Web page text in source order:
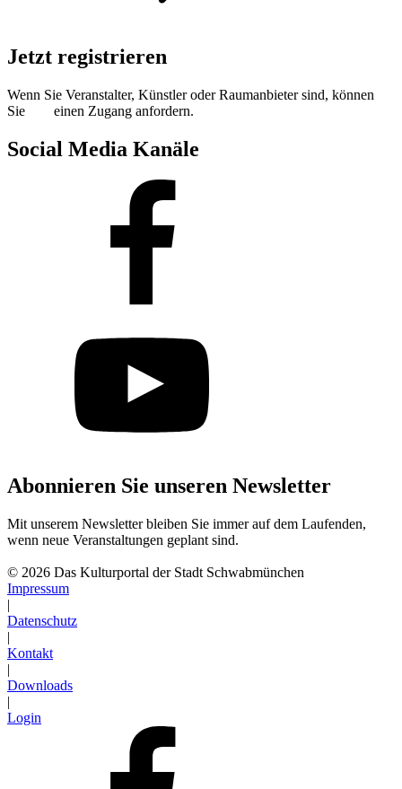
Jetzt registrieren
Wenn Sie Veranstalter, Künstler oder Raumanbieter sind, können
Sie
einen Zugang anfordern.
Social Media Kanäle
Abonnieren Sie unseren Newsletter
Mit unserem Newsletter bleiben Sie immer auf dem Laufenden,
wenn neue Veranstaltungen geplant sind.
© 2026 Das Kulturportal der Stadt Schwabmünchen
Impressum
|
Datenschutz
|
Kontakt
|
Downloads
|
Login